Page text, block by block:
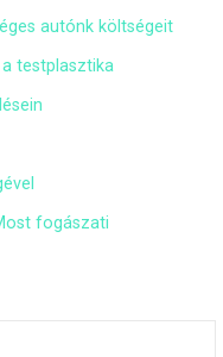
autónk költségeit
testplasztika
fogászati